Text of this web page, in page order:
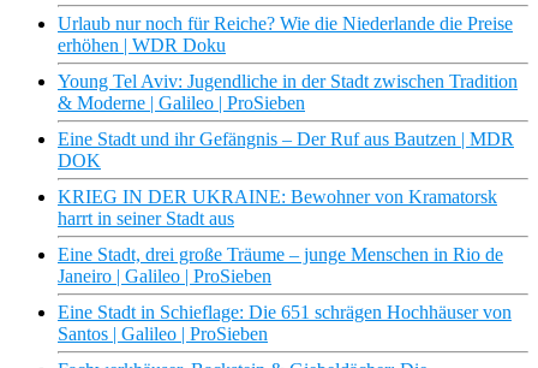
Urlaub nur noch für Reiche? Wie die Niederlande die Preise
erhöhen | WDR Doku
Young Tel Aviv: Jugendliche in der Stadt zwischen Tradition
& Moderne | Galileo | ProSieben
Eine Stadt und ihr Gefängnis – Der Ruf aus Bautzen | MDR
DOK
KRIEG IN DER UKRAINE: Bewohner von Kramatorsk
harrt in seiner Stadt aus
Eine Stadt, drei große Träume – junge Menschen in Rio de
Janeiro | Galileo | ProSieben
Eine Stadt in Schieflage: Die 651 schrägen Hochhäuser von
Santos | Galileo | ProSieben